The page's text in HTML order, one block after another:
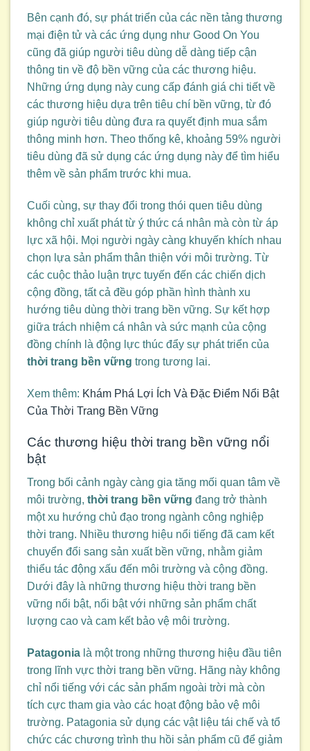
Bên cạnh đó, sự phát triển của các nền tảng thương
mại điện tử và các ứng dụng như Good On You
cũng đã giúp người tiêu dùng dễ dàng tiếp cận
thông tin về độ bền vững của các thương hiệu.
Những ứng dụng này cung cấp đánh giá chi tiết về
các thương hiệu dựa trên tiêu chí bền vững, từ đó
giúp người tiêu dùng đưa ra quyết định mua sắm
thông minh hơn. Theo thống kê, khoảng 59% người
tiêu dùng đã sử dụng các ứng dụng này để tìm hiểu
thêm về sản phẩm trước khi mua.
Cuối cùng, sự thay đổi trong thói quen tiêu dùng
không chỉ xuất phát từ ý thức cá nhân mà còn từ áp
lực xã hội. Mọi người ngày càng khuyến khích nhau
chọn lựa sản phẩm thân thiện với môi trường. Từ
các cuộc thảo luận trực tuyến đến các chiến dịch
cộng đồng, tất cả đều góp phần hình thành xu
hướng tiêu dùng thời trang bền vững. Sự kết hợp
giữa trách nhiệm cá nhân và sức mạnh của cộng
đồng chính là động lực thúc đẩy sự phát triển của
thời trang bền vững trong tương lai.
Xem thêm: Khám Phá Lợi Ích Và Đặc Điểm Nổi Bật
Của Thời Trang Bền Vững
Các thương hiệu thời trang bền vững nổi
bật
Trong bối cảnh ngày càng gia tăng mối quan tâm về
môi trường, thời trang bền vững đang trở thành
một xu hướng chủ đạo trong ngành công nghiệp
thời trang. Nhiều thương hiệu nổi tiếng đã cam kết
chuyển đổi sang sản xuất bền vững, nhằm giảm
thiểu tác động xấu đến môi trường và cộng đồng.
Dưới đây là những thương hiệu thời trang bền
vững nổi bật, nổi bật với những sản phẩm chất
lượng cao và cam kết bảo vệ môi trường.
Patagonia là một trong những thương hiệu đầu tiên
trong lĩnh vực thời trang bền vững. Hãng này không
chỉ nổi tiếng với các sản phẩm ngoài trời mà còn
tích cực tham gia vào các hoạt động bảo vệ môi
trường. Patagonia sử dụng các vật liệu tái chế và tổ
chức các chương trình thu hồi sản phẩm cũ để giảm